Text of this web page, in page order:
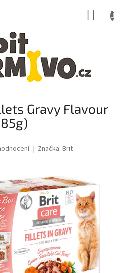
Gravy Flavour
Značka: Brit